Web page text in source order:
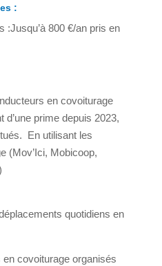
:
:Jusqu’à 800 €/an pris en
en covoiturage
prime depuis 2023,
En utilisant les
(Mov’Ici, Mobicoop,
quotidiens en
covoiturage organisés